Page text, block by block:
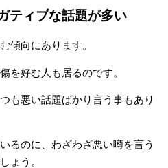
ティブな話題が多い
傾向にあります。
を好む人も居るのです。
も悪い話題ばかり言う事もあり
るのに、わざわざ悪い噂を言う
ょう。